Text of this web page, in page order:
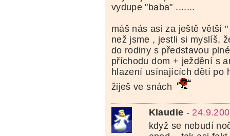
vydupe "baba" .......
máš nás asi za ještě větší
než jsme , jestli si myslíš,
do rodiny s představou
příchodu dom + ježdění s
hlazení usínajících dětí po
žiješ ve snách
Klaudie -
když se nebudí